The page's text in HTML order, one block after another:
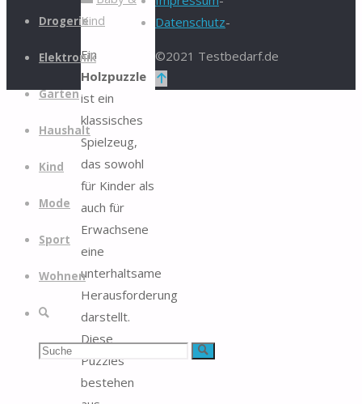
springenDrogerie
Elektronik
Garten
Haushalt
Kind
Mode
Sport
Wohnen
Suche
Suchen Suche
Kind
Ein
Holzpuzzle
ist ein
klassisches
Spielzeug,
das sowohl
für Kinder als
auch für
Erwachsene
eine
unterhaltsame
Herausforderung
darstellt.
Diese
Puzzles
bestehen
Datenschutz-
©2021 Testbedarf.de
Zurück